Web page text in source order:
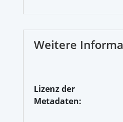
Weitere
Lizenz der
Metadaten: